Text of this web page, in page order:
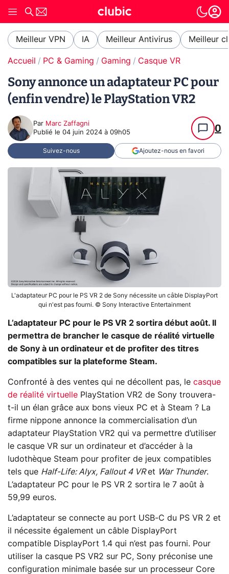
Meilleur VPN IA Meilleur Antivirus Meilleur
Accueil PC & Gaming Gaming Casque VR
Sony annonce un adaptateur PC pour
(enfin vendre) le PlayStation VR2
Par Marc Zaffagni
Publié le 04 juin 2024 à 09h05 0
Suivez-nous Ajoutez-nous en favori
L'adaptateur PC pour le PS VR 2 de Sony nécessite un câble DisplayPort
qui n'est pas fourni. © Sony Interactive Entertainment
L’adaptateur PC pour le PS VR 2 sortira début août. Il
permettra de brancher le casque de réalité virtuelle
de Sony à un ordinateur et de profiter des titres
compatibles sur la plateforme Steam.
Confronté à des ventes qui ne décollent pas, le casque
de réalité virtuelle PlayStation VR2 de Sony trouvera-
t-il un élan grâce aux bons vieux PC et à Steam ? La
firme nippone annonce la commercialisation d’un
adaptateur PlayStation VR2 qui va permettre d’utiliser
le casque VR sur un ordinateur et d’accéder à la
ludothèque Steam pour profiter de jeux compatibles
tels que Half-Life: Alyx, Fallout 4 VRet War Thunder.
L’adaptateur PC pour le PS VR 2 sortira le 7 août à
59,99 euros.
L’adaptateur se connecte au port USB-C du PS VR 2 et
il nécessite également un câble DisplayPort
compatible DisplayPort 1.4 qui n’est pas fourni. Pour
utiliser la casque PS VR2 sur PC, Sony préconise une
configuration minimale basée sur un processeur Core